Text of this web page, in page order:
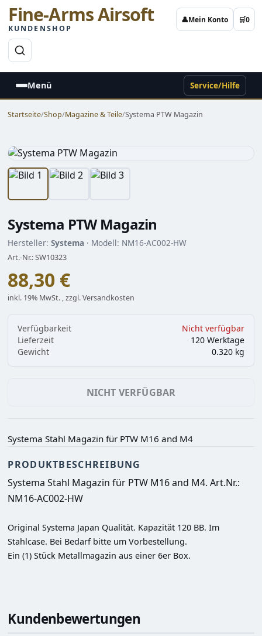
Fine-Arms Airsoft
KUNDENSHOP
👤Mein Konto 🛒0
Menü Service/Hilfe
Startseite/Shop/Magazine & Teile/Systema PTW Magazin
Systema PTW Magazin
Hersteller:Systema · Modell: NM16-AC002-HW
Art.-Nr.: SW10323
88,30 €
inkl. 19% MwSt. , zzgl. Versandkosten
Verfügbarkeit
Nicht verfügbar
Lieferzeit
120 Werktage
Gewicht
0.320 kg
NICHT VERFÜGBAR
Systema Stahl Magazin für PTW M16 and M4
PRODUKTBESCHREIBUNG
Systema Stahl Magazin für PTW M16 and M4. Art.Nr.:
NM16-AC002-HW
Original Systema Japan Qualität. Kapazität 120 BB. Im
Stahlcase. Bei Bedarf bitte um Vorbestellung.
Ein (1) Stück Metallmagazin aus einer 6er Box.
Kundenbewertungen